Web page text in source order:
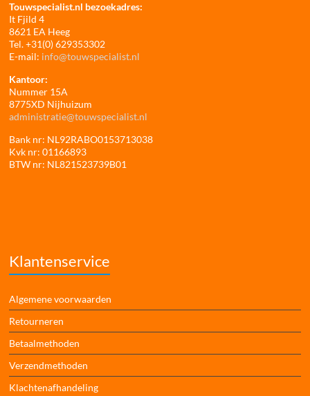
Touwspecialist.nl bezoekadres:
It Fjild 4
8621 EA Heeg
Tel. +31(0) 629353302
E-mail: info@touwspecialist.nl
Kantoor:
Nummer 15A
8775XD Nijhuizum
administratie@touwspecialist.nl
Bank nr: NL92RABO0153713038
Kvk nr: 01166893
BTW nr: NL821523739B01
Klantenservice
Algemene voorwaarden
Retourneren
Betaalmethoden
Verzendmethoden
Klachtenafhandeling